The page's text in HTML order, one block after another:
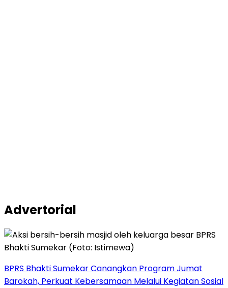
Advertorial
BPRS Bhakti Sumekar Canangkan Program Jumat
Barokah, Perkuat Kebersamaan Melalui Kegiatan Sosial